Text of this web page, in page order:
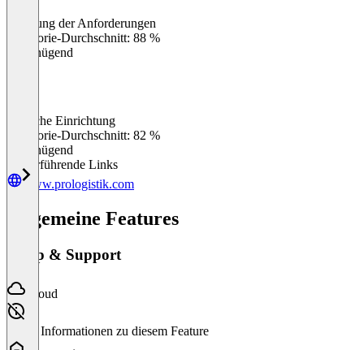
Erfüllung der Anforderungen
Kategorie-Durchschnitt: 88 %
Ungenügend
Einfache Einrichtung
Kategorie-Durchschnitt: 82 %
Ungenügend
Weiterführende Links
www.prologistik.com
Allgemeine Features
Setup & Support
Cloud
Keine Informationen zu diesem Feature